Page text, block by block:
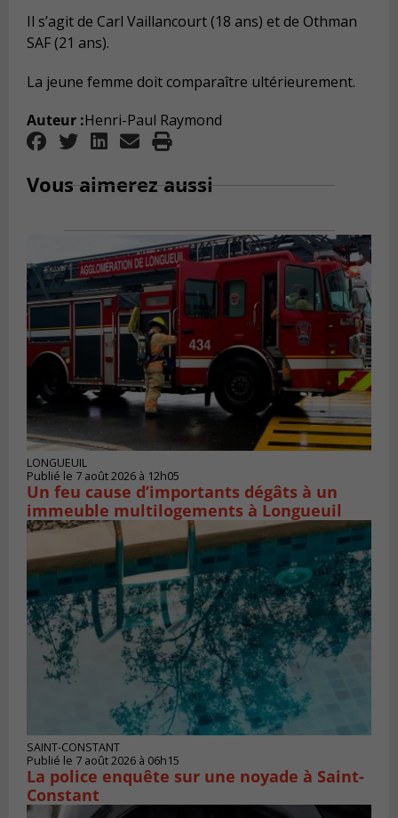
Il s’agit de Carl Vaillancourt (18 ans) et de Othman
SAF (21 ans).
La jeune femme doit comparaître ultérieurement.
Auteur :Henri-Paul Raymond
Vous aimerez aussi
LONGUEUIL
Publié le 7 août 2026 à 12h05
Un feu cause d’importants dégâts à un
immeuble multilogements à Longueuil
SAINT-CONSTANT
Publié le 7 août 2026 à 06h15
La police enquête sur une noyade à Saint-
Constant